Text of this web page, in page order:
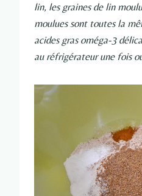
lin, les graines de lin
moulues sont toutes la
acides gras oméga-3
au réfrigérateur une fois